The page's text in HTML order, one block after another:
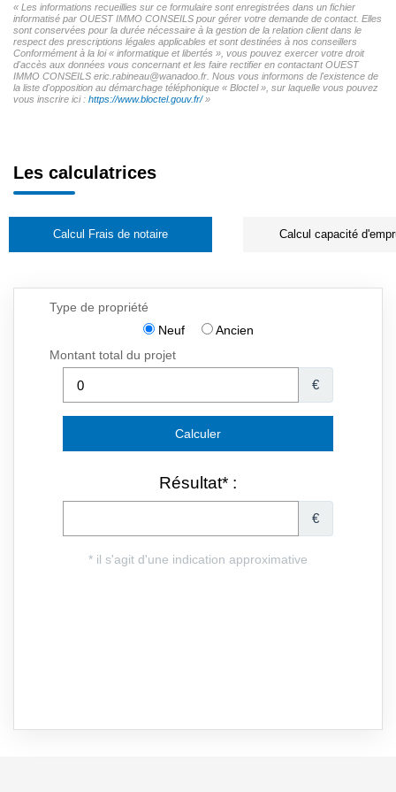
« Les informations recueillies sur ce formulaire sont enregistrées dans un fichier
informatisé par OUEST IMMO CONSEILS pour gérer votre demande de contact. Elles
sont conservées pour la durée nécessaire à la gestion de la relation client dans le
respect des prescriptions légales applicables et sont destinées à nos conseillers
Conformément à la loi « informatique et libertés », vous pouvez exercer votre droit
d'accès aux données vous concernant et les faire rectifier en contactant OUEST
IMMO CONSEILS eric.rabineau@wanadoo.fr. Nous vous informons de l'existence de
la liste d'opposition au démarchage téléphonique « Bloctel », sur laquelle vous pouvez
vous inscrire ici : https://www.bloctel.gouv.fr/»
Les calculatrices
Calcul Frais de notaire Calcul capacité